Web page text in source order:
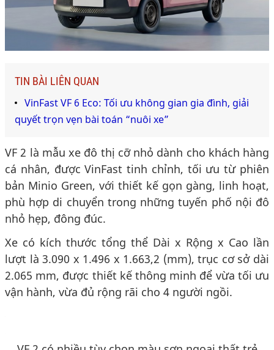
TIN BÀI LIÊN QUAN
VinFast VF 6 Eco: Tối ưu không gian gia đình, giải
quyết trọn vẹn bài toán “nuôi xe”
VF 2 là mẫu xe đô thị cỡ nhỏ dành cho khách hàng
cá nhân, được VinFast tinh chỉnh, tối ưu từ phiên
bản Minio Green, với thiết kế gọn gàng, linh hoạt,
phù hợp di chuyển trong những tuyến phố nội đô
nhỏ hẹp, đông đúc.
Xe có kích thước tổng thể Dài x Rộng x Cao lần
lượt là 3.090 x 1.496 x 1.663,2 (mm), trục cơ sở dài
2.065 mm, được thiết kế thông minh để vừa tối ưu
vận hành, vừa đủ rộng rãi cho 4 người ngồi.